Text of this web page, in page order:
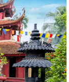
Hải Phòng, Chi hội
thù mới ban hành